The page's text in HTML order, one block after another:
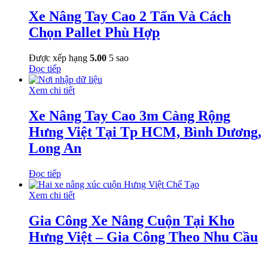
Xe Nâng Tay Cao 2 Tấn Và Cách
Chọn Pallet Phù Hợp
Được xếp hạng 5.00 5 sao
Đọc tiếp
Xem chi tiết
Xe Nâng Tay Cao 3m Càng Rộng
Hưng Việt Tại Tp HCM, Bình Dương,
Long An
Đọc tiếp
Xem chi tiết
Gia Công Xe Nâng Cuộn Tại Kho
Hưng Việt – Gia Công Theo Nhu Cầu